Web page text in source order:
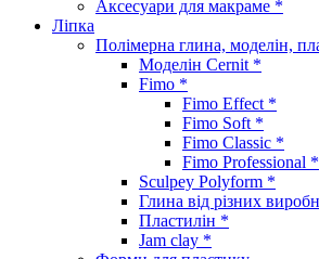
Аксесуари для макраме *
Ліпка
Полімерна глина, моделін,
Моделін Cernit *
Fimo *
Fimo Effect *
Fimo Soft *
Fimo Classic *
Fimo Professional *
Sculpey Polyform *
Глина від різних
Пластилін *
Jam clay *